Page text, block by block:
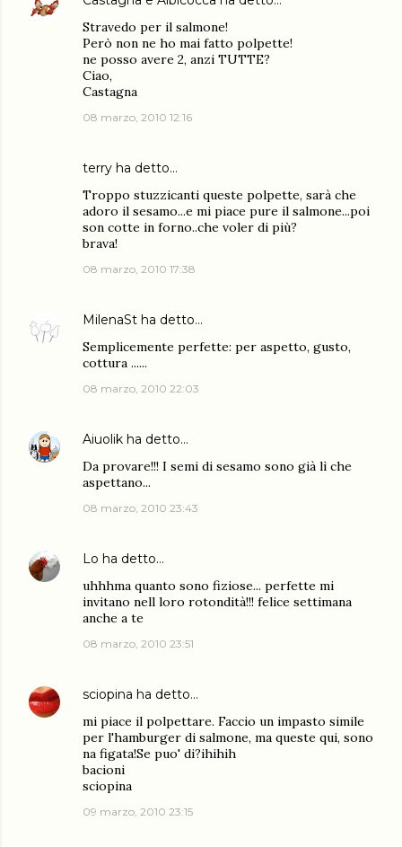
Stravedo per il salmone!
Però non ne ho mai fatto polpette!
ne posso avere 2, anzi TUTTE?
Ciao,
Castagna
08 marzo, 2010 12:16
terry ha detto…
Troppo stuzzicanti queste polpette, sarà che
adoro il sesamo...e mi piace pure il salmone...poi
son cotte in forno..che voler di più?
brava!
08 marzo, 2010 17:38
MilenaSt ha detto…
Semplicemente perfette: per aspetto, gusto,
cottura ......
08 marzo, 2010 22:03
Aiuolik ha detto…
Da provare!!! I semi di sesamo sono già lì che
aspettano...
08 marzo, 2010 23:43
Lo ha detto…
uhhhma quanto sono fiziose... perfette mi
invitano nell loro rotondità!!! felice settimana
anche a te
08 marzo, 2010 23:51
sciopina ha detto…
mi piace il polpettare. Faccio un impasto simile
per l'hamburger di salmone, ma queste qui, sono
na figata!Se puo' di?ihihih
bacioni
sciopina
09 marzo, 2010 23:15